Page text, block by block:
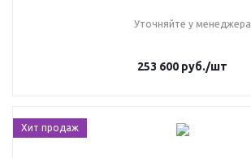
Уточняйте у менеджера
253 600 руб./шт
Хит продаж